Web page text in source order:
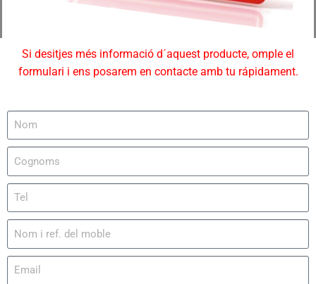
Si desitjes més informació d´aquest producte, omple el
formulari i ens posarem en contacte amb tu rápidament.